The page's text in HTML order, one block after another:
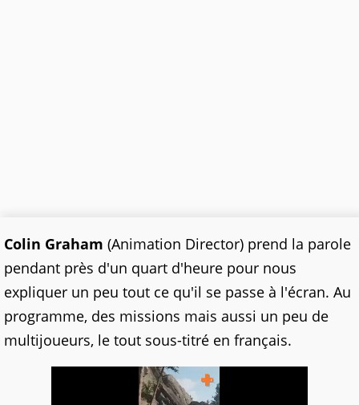
Colin Graham (Animation Director) prend la parole
pendant près d'un quart d'heure pour nous
expliquer un peu tout ce qu'il se passe à l'écran. Au
programme, des missions mais aussi un peu de
multijoueurs, le tout sous-titré en français.